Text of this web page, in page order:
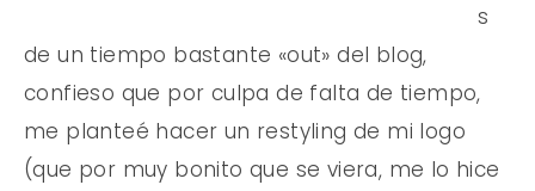
s
de un tiempo bastante «out» del blog,
confieso que por culpa de falta de tiempo,
me planteé hacer un restyling de mi logo
(que por muy bonito que se viera, me lo hice